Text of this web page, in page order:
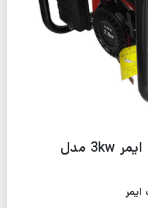
مشخصات فنی موتور برق ایمر 3kw مدل